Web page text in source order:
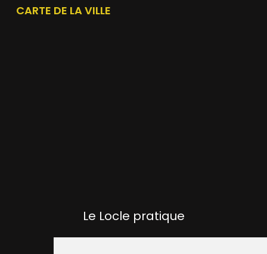
CARTE DE LA VILLE
Le Locle pratique